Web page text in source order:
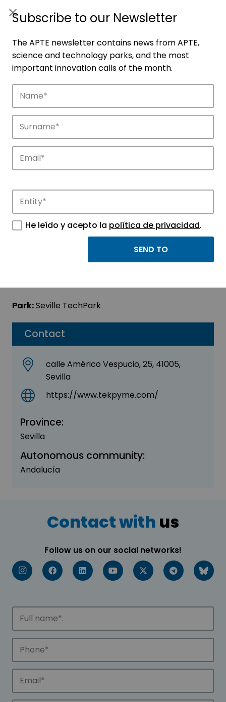
Companies
Discover the companies that drive
Contact
calle Américo Vespucio, 25, 41005,
Sevilla
https://www.tekpyme.com/
Province:
Sevilla
Autonomous community:
Andalucía
Tekpyme Sevilla
Park:Seville TechPark
Contact with us
Follow us on our social networks!
Subscribe to our Newsletter
The APTE newsletter contains news from APTE,
science and technology parks, and the most
important innovation calls of the month.
He leído y acepto la política de privacidad.